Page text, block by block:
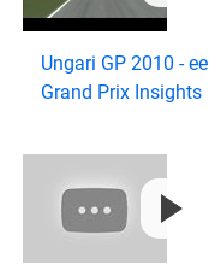
Ungari GP 2010 -
Grand Prix Insights